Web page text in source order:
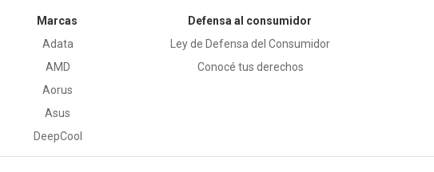
Marcas
Adata
AMD
Aorus
Asus
DeepCool
Defensa al consumidor
Ley de Defensa del Consumidor
Conocé tus derechos